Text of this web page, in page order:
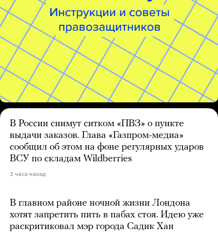
В России снимут ситком «ПВЗ» о пункте
выдачи заказов. Глава «Газпром-медиа»
сообщил об этом на фоне регулярных ударов
ВСУ по складам Wildberries
3 часа назад
В главном районе ночной жизни Лондона
хотят запретить пить в пабах стоя. Идею уже
раскритиковал мэр города Садик Хан